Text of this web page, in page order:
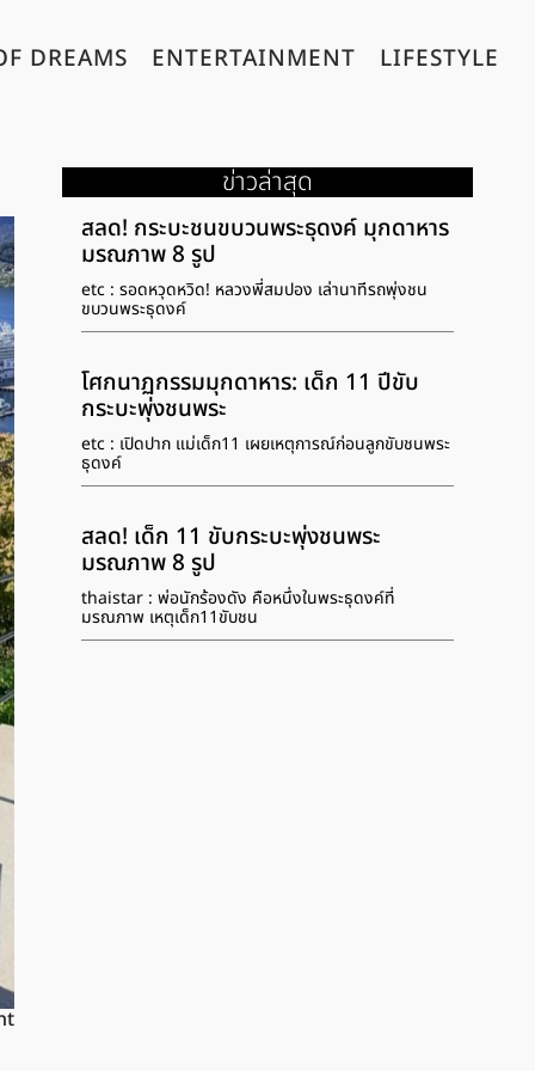
DREAMS ENTERTAINMENT LIFESTYLE
ข่าวล่าสุด
สลด! กระบะชนขบวนพระธุดงค์ มุกดาหาร
มรณภาพ 8 รูป
etc : รอดหวุดหวิด! หลวงพี่สมปอง เล่านาทีรถพุ่งชน
ขบวนพระธุดงค์
โศกนาฏกรรมมุกดาหาร: เด็ก 11 ปีขับ
กระบะพุ่งชนพระ
etc : เปิดปาก แม่เด็ก11 เผยเหตุการณ์ก่อนลูกขับชนพระ
ธุดงค์
สลด! เด็ก 11 ขับกระบะพุ่งชนพระ
มรณภาพ 8 รูป
thaistar : พ่อนักร้องดัง คือหนึ่งในพระธุดงค์ที่
มรณภาพ เหตุเด็ก11ขับชน